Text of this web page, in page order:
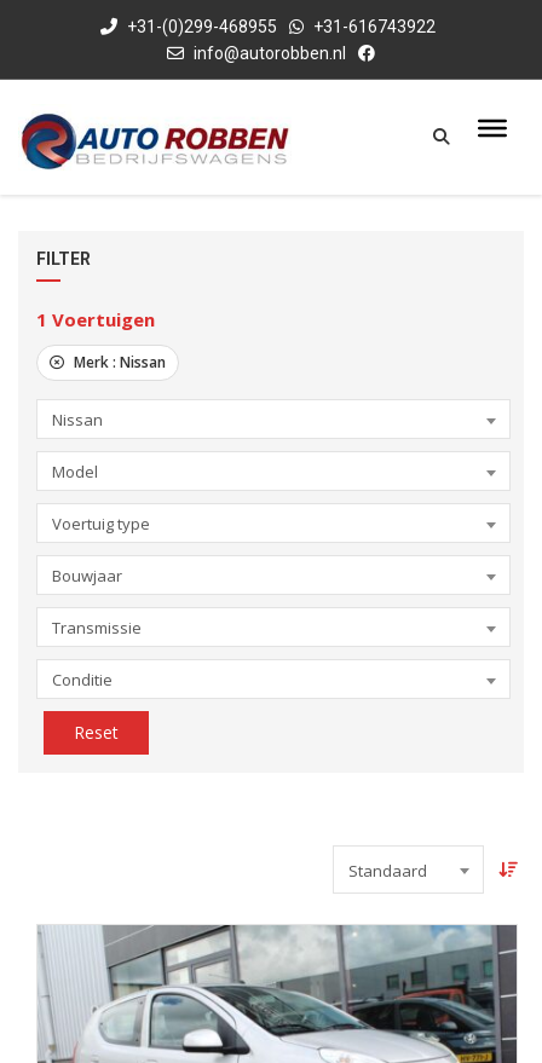
+31-(0)299-468955
+31-616743922
info@autorobben.nl
FILTER
1 Voertuigen
Merk : Nissan
Nissan
Model
Voertuig type
Bouwjaar
Transmissie
Conditie
Reset
Standaard